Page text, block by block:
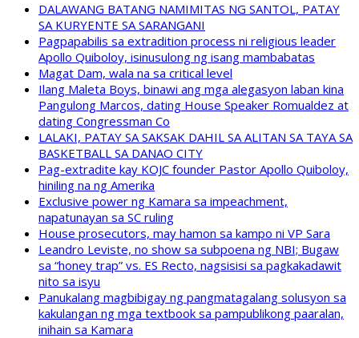
DALAWANG BATANG NAMIMITAS NG SANTOL, PATAY
SA KURYENTE SA SARANGANI
Pagpapabilis sa extradition process ni religious leader
Apollo Quiboloy, isinusulong ng isang mambabatas
Magat Dam, wala na sa critical level
Ilang Maleta Boys, binawi ang mga alegasyon laban kina
Pangulong Marcos, dating House Speaker Romualdez at
dating Congressman Co
LALAKI, PATAY SA SAKSAK DAHIL SA ALITAN SA TAYA SA
BASKETBALL SA DANAO CITY
Pag-extradite kay KOJC founder Pastor Apollo Quiboloy,
hiniling na ng Amerika
Exclusive power ng Kamara sa impeachment,
napatunayan sa SC ruling
House prosecutors, may hamon sa kampo ni VP Sara
Leandro Leviste, no show sa subpoena ng NBI; Bugaw
sa “honey trap” vs. ES Recto, nagsisisi sa pagkakadawit
nito sa isyu
Panukalang magbibigay ng pangmatagalang solusyon sa
kakulangan ng mga textbook sa pampublikong paaralan,
inihain sa Kamara